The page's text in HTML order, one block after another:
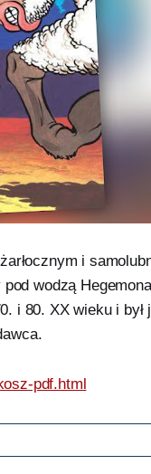
i
wodzą
i 80. XX wieku i był
pdf.html